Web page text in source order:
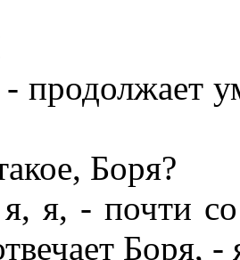
продолжает
Боря?
я, - почти со
Боря,